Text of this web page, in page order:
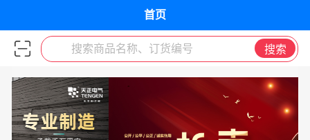
首页
搜索商品名称、订货编号 搜索